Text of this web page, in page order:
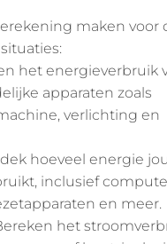
maken voor
het energieverbruik
apparaten zoals
verlichting en
hoeveel energie
inclusief
en meer.
het